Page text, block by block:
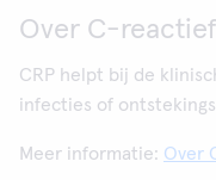
Over C-
CRP helpt bij de
infecties of
Meer informatie: Over